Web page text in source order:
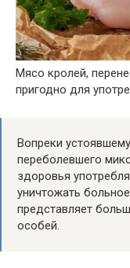
Мясо кролей,
пригодно для
Вопреки
переболевшего
здоровья
уничтожать
представляет
особей.